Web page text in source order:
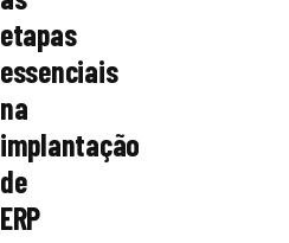
etapas
essenciais
na
implantação
de
ERP